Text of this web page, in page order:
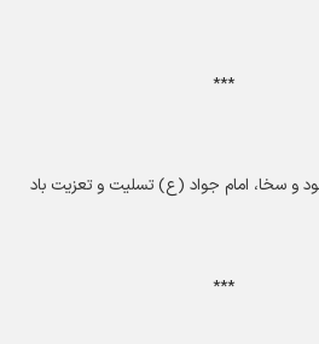
***
و سخا، امام جواد (ع) تسلیت و تعزیت باد
***